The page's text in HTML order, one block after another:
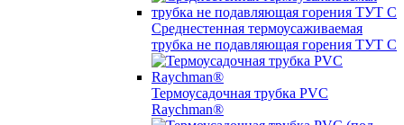
Среднестенная термоусаживаемая
трубка не подавляющая горения ТУТ С
Термоусадочная трубка PVC
Raychman®